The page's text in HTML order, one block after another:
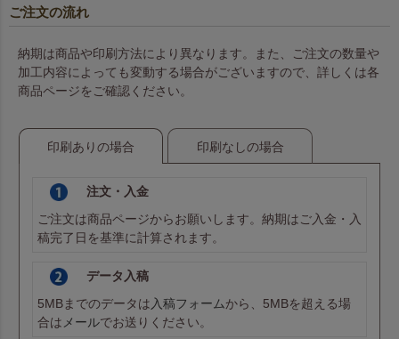
ご注文の流れ
納期は商品や印刷方法により異なります。また、ご注文の数量や
加工内容によっても変動する場合がございますので、詳しくは各
商品ページをご確認ください。
印刷ありの場合 印刷なしの場合
注文・入金
ご注文は商品ページからお願いします。納期はご入金・入
稿完了日を基準に計算されます。
データ入稿
5MBまでのデータは 入稿フォームから、5MBを超える場
合は メールでお送りください。